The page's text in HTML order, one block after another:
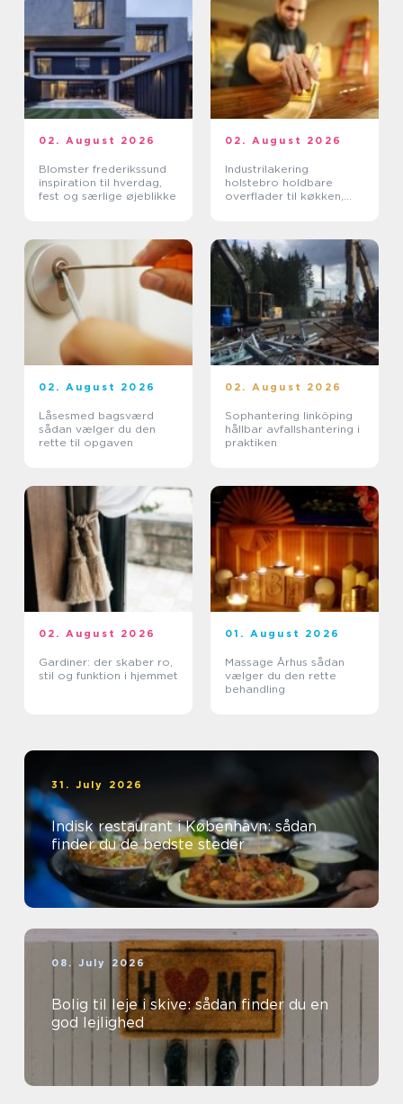
02. August 2026
Blomster frederikssund
inspiration til hverdag,
fest og særlige øjeblikke
02. August 2026
Industrilakering
holstebro holdbare
overflader til køkken,
02. August 2026
Låsesmed bagsværd
sådan vælger du den
rette til opgaven
02. August 2026
Sophantering linköping
hållbar avfallshantering i
praktiken
02. August 2026
Gardiner: der skaber ro,
stil og funktion i hjemmet
01. August 2026
Massage Århus sådan
vælger du den rette
behandling
31. July 2026
Indisk restaurant i København: sådan
finder du de bedste steder
08. July 2026
Bolig til leje i skive: sådan finder du en
god lejlighed